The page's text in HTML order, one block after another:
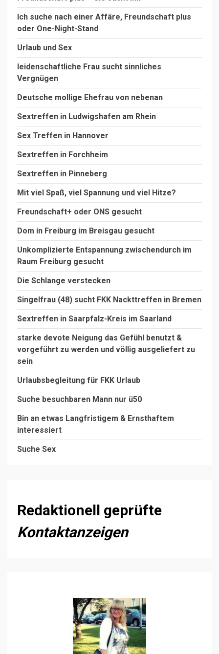
Ich suche nach einer Affäre, Freundschaft plus
oder One-Night-Stand
Urlaub und Sex
leidenschaftliche Frau sucht sinnliches
Vergnügen
Deutsche mollige Ehefrau von nebenan
Sextreffen in Ludwigshafen am Rhein
Sex Treffen in Hannover
Sextreffen in Forchheim
Sextreffen in Pinneberg
Mit viel Spaß, viel Spannung und viel Hitze?
Freundschaft+ oder ONS gesucht
Dom in Freiburg im Breisgau gesucht
Unkomplizierte Entspannung zwischendurch im
Raum Freiburg gesucht
Die Schlange verstecken
Singelfrau (48) sucht FKK Nackttreffen in Bremen
Sextreffen in Saarpfalz-Kreis im Saarland
starke devote Neigung das Gefühl benutzt &
vorgeführt zu werden und völlig ausgeliefert zu
sein
Urlaubsbegleitung für FKK Urlaub
Suche besuchbaren Mann nur ü50
Bin an etwas Langfristigem & Ernsthaftem
interessiert
Suche Sex
Redaktionell geprüfte
Kontaktanzeigen